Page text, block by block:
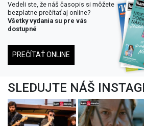
Vedeli ste, že náš časopis si môžete
bezplatne prečítať aj online?
Všetky vydania su pre vás
dostupné
PREČÍTAŤ ONLINE
SLEDUJTE NÁŠ